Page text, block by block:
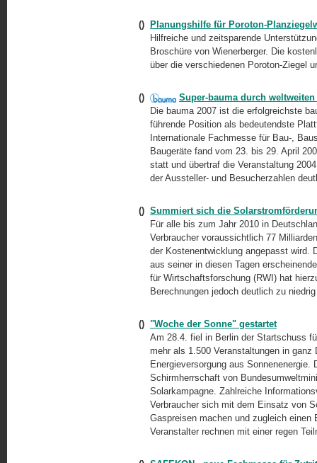
()
Planungshilfe für Poroton-
Hilfreiche und zeitsparende
Broschüre von Wienerberger. Die
über die verschiedenen Poroton-Ziegel
()
Super-bauma durch
Die bauma 2007 ist die erfolgreichste
führende Position als bedeutendste
Internationale Fachmesse für Bau-,
Baugeräte fand vom 23. bis 29. April
statt und übertraf die Veranstaltung
der Aussteller- und Besucherzahlen
() Summiert sich die
Für alle bis zum Jahr 2010 in
Verbraucher voraussichtlich 77
der Kostenentwicklung angepasst wird.
aus seiner in diesen Tagen
für Wirtschaftsforschung (RWI) hat
Berechnungen jedoch deutlich zu
() "Woche der Sonne" gestartet
Am 28.4. fiel in Berlin der Startschuss
mehr als 1.500 Veranstaltungen in
Energieversorgung aus
Schirmherrschaft von
Solarkampagne. Zahlreiche
Verbraucher sich mit dem Einsatz von
Gaspreisen machen und zugleich
Veranstalter rechnen mit einer regen